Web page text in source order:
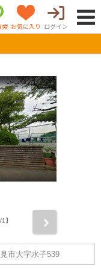
索 お気に入り ログイン
/1】
市大字水子539